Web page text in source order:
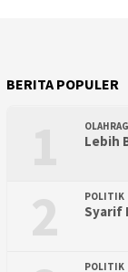
BERITA POPULER
Lebih
2 POLITIK
Syarif
POLITIK